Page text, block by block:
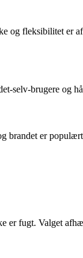
og fleksibilitet er
selv-brugere og
brandet er
er fugt. Valget